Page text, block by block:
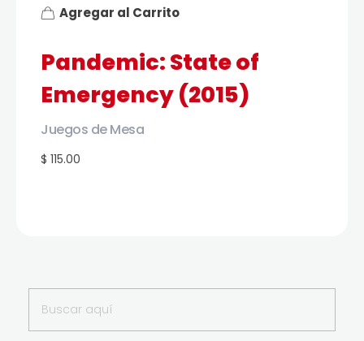
Pandemic: State of
Emergency (2015)
$ 115.00
Juegos de Mesa
Agregar al Carrito